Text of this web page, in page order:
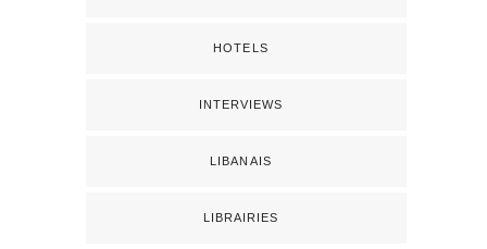
HOTELS
INTERVIEWS
LIBANAIS
LIBRAIRIES